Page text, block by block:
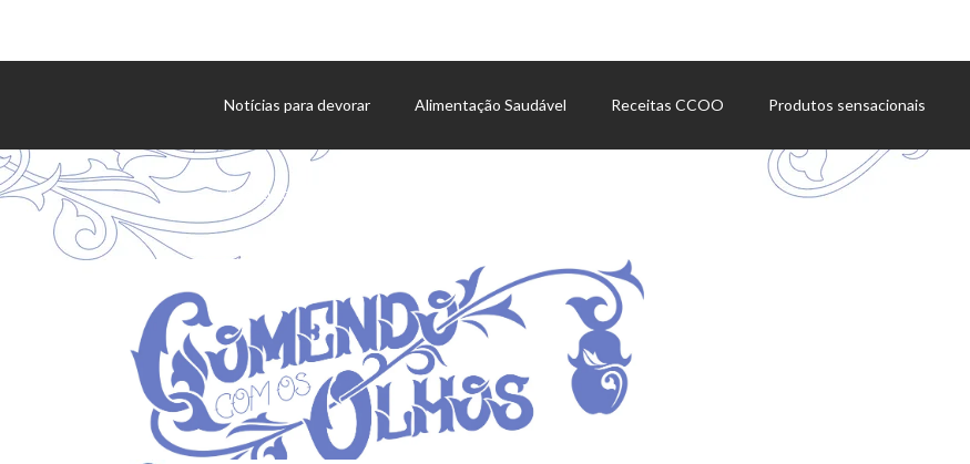
Notícias para devorar Alimentação Saudável Receitas CCOO Produtos sensacionais
Agenda de eventos